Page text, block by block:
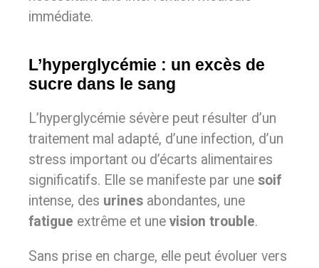
immédiate.
L’hyperglycémie : un excès de
sucre dans le sang
L’hyperglycémie sévère peut résulter d’un
traitement mal adapté, d’une infection, d’un
stress important ou d’écarts alimentaires
significatifs. Elle se manifeste par une soif
intense, des urines abondantes, une
fatigue extrême et une vision trouble.
Sans prise en charge, elle peut évoluer vers